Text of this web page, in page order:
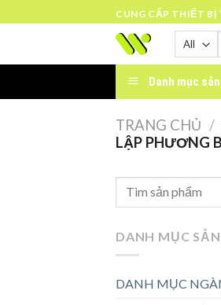
to
CUNG CẤP THIẾT
Danh mục
TRANG CHỦ /
LẬP PHƯƠNG
DANH MỤC
DANH MỤC